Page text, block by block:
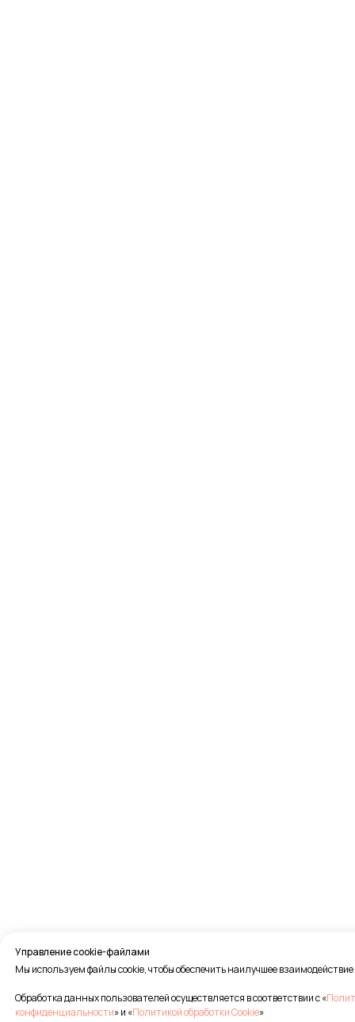
Управление cookie-файлами
Мы используем файлы cookie, чтобы обеспечить наилучшее
Обработка данных пользователей осуществляется в соответствии с «
конфиденциальности» и «Политикой обработки Cookie»